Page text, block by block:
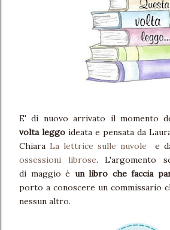
E' di nuovo arrivato il momento
volta leggo ideata e pensata da
Chiara La lettrice sulle nuvole e
ossessioni librose. L'argomento
di maggio è un libro che faccia
porto a conoscere un commissario
nessun altro.